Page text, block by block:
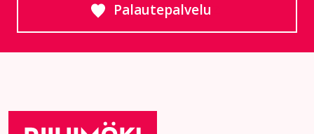
Palautepalvelu
Siirtyy ulkoiselle